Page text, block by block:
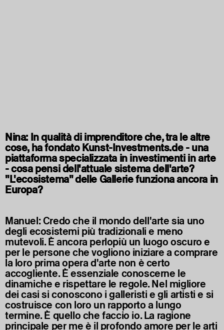
Nina: In qualità di imprenditore che, tra le altre
cose, ha fondato Kunst-Investments.de - una
piattaforma specializzata in investimenti in arte
- cosa pensi dell'attuale sistema dell'arte?
"L'ecosistema" delle Gallerie funziona ancora in
Europa?
Manuel: Credo che il mondo dell'arte sia uno
degli ecosistemi più tradizionali e meno
mutevoli. È ancora perlopiù un luogo oscuro e
per le persone che vogliono iniziare a comprare
la loro prima opera d'arte non è certo
accogliente. È essenziale conoscerne le
dinamiche e rispettare le regole. Nel migliore
dei casi si conoscono i galleristi e gli artisti e si
costruisce con loro un rapporto a lungo
termine. È quello che faccio io. La ragione
principale per me è il profondo amore per le arti